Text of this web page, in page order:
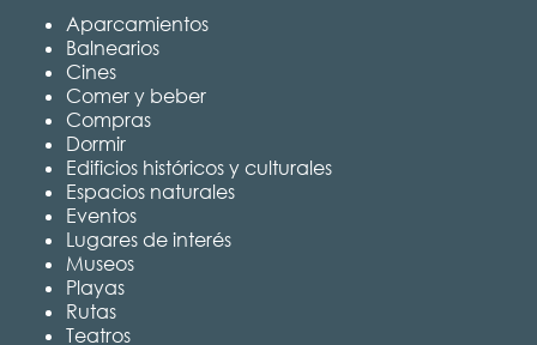
Aparcamientos
Balnearios
Cines
Comer y beber
Compras
Dormir
Edificios históricos y culturales
Espacios naturales
Eventos
Lugares de interés
Museos
Playas
Rutas
Teatros